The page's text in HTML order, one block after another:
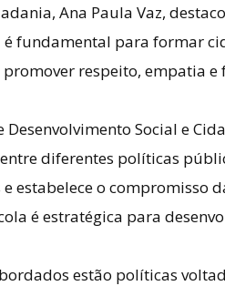
Ana Paula Vaz,
é fundamental para formar
respeito, empatia
Social e
diferentes políticas
estabelece o compromisso
é estratégica para
estão políticas